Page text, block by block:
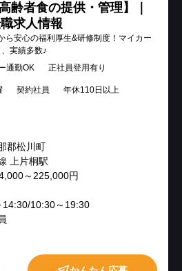
齢者食の提供・管理】｜
求人情報
ら安心の福利厚生&研修制度！マイカー
実績多数♪
通勤OK 正社員登用有り
契約社員 年休110日以上
郡松川町
上片桐駅
～225,000円
10:30～19:30